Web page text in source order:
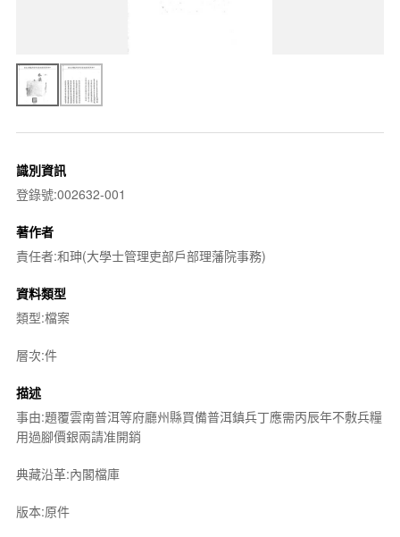
識別資訊
登錄號:002632-001
著作者
責任者:和珅(大學士管理吏部戶部理藩院事務)
資料類型
類型:檔案
層次:件
描述
事由:題覆雲南普洱等府廳州縣買備普洱鎮兵丁應需丙辰年不敷兵糧
用過腳價銀兩請准開銷
典藏沿革:內閣檔庫
版本:原件